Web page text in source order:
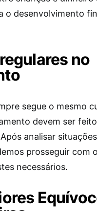
o desenvolvimento
no
segue o mesmo
devem ser
analisar situações
prosseguir com
necessários.